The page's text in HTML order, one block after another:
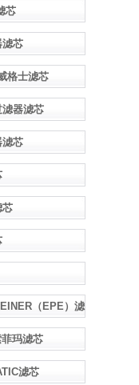
芯
芯
士滤芯
器滤芯
芯
（EPE）滤
玛滤芯
滤芯